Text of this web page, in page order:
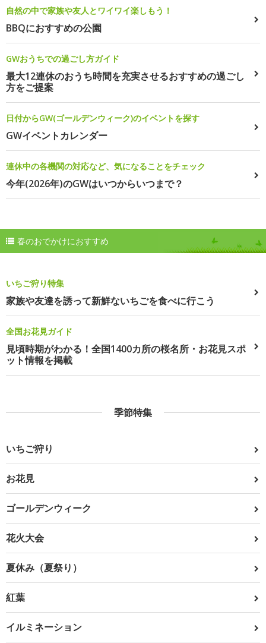
自然の中で家族や友人とワイワイ楽しもう！
BBQにおすすめの公園
GWおうちでの過ごし方ガイド
最大12連休のおうち時間を充実させるおすすめの過ごし
方をご提案
日付からGW(ゴールデンウィーク)のイベントを探す
GWイベントカレンダー
連休中の各機関の対応など、気になることをチェック
今年(2026年)のGWはいつからいつまで？
春のおでかけにおすすめ
いちご狩り特集
家族や友達を誘って新鮮ないちごを食べに行こう
全国お花見ガイド
見頃時期がわかる！全国1400カ所の桜名所・お花見スポ
ット情報を掲載
季節特集
いちご狩り
お花見
ゴールデンウィーク
花火大会
夏休み（夏祭り）
紅葉
イルミネーション